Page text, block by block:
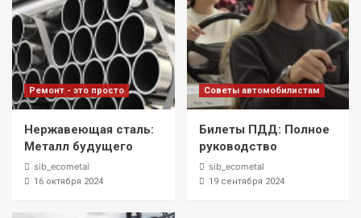
Ремонт - это просто
Нержавеющая сталь:
Металл будущего
sib_ecometal
16 октября 2024
Советы автомобилистам
Билеты ПДД: Полное
руководство
sib_ecometal
19 сентября 2024